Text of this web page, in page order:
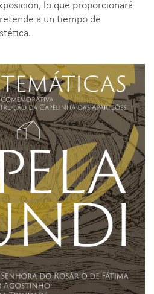
lo que proporcionará
a un tiempo de